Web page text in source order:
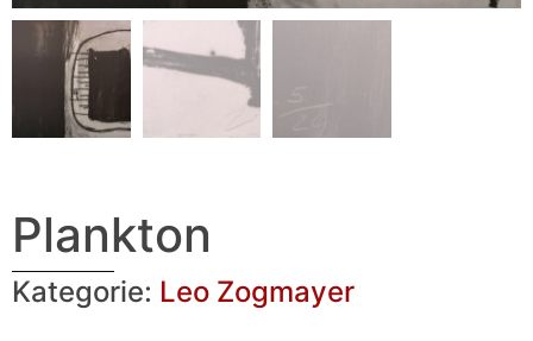
Plankton
Kategorie: Leo Zogmayer